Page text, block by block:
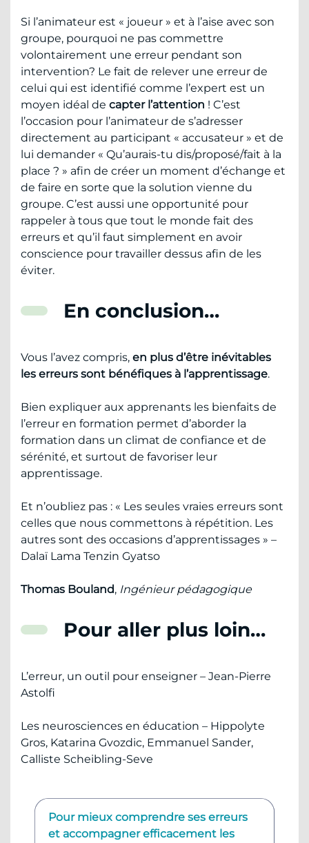
Si l’animateur est « joueur » et à l’aise avec son
groupe, pourquoi ne pas commettre
volontairement une erreur pendant son
intervention? Le fait de relever une erreur de
celui qui est identifié comme l’expert est un
moyen idéal de capter l’attention ! C’est
l’occasion pour l’animateur de s’adresser
directement au participant « accusateur » et de
lui demander « Qu’aurais-tu dis/proposé/fait à la
place ? » afin de créer un moment d’échange et
de faire en sorte que la solution vienne du
groupe. C’est aussi une opportunité pour
rappeler à tous que tout le monde fait des
erreurs et qu’il faut simplement en avoir
conscience pour travailler dessus afin de les
éviter.
En conclusion…
Vous l’avez compris, en plus d’être inévitables
les erreurs sont bénéfiques à l’apprentissage.
Bien expliquer aux apprenants les bienfaits de
l’erreur en formation permet d’aborder la
formation dans un climat de confiance et de
sérénité, et surtout de favoriser leur
apprentissage.
Et n’oubliez pas : « Les seules vraies erreurs sont
celles que nous commettons à répétition. Les
autres sont des occasions d’apprentissages » –
Dalaï Lama Tenzin Gyatso
Thomas Bouland, Ingénieur pédagogique
Pour aller plus loin…
L’erreur, un outil pour enseigner – Jean-Pierre
Astolfi
Les neurosciences en éducation – Hippolyte
Gros, Katarina Gvozdic, Emmanuel Sander,
Calliste Scheibling-Seve
Pour mieux comprendre ses erreurs
et accompagner efficacement les